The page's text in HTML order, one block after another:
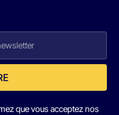
que vous acceptez nos